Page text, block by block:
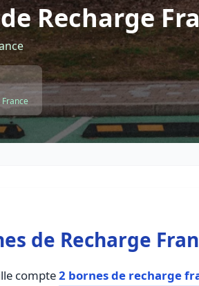
Recharge
de Recharge
compte2 bornes de recharge